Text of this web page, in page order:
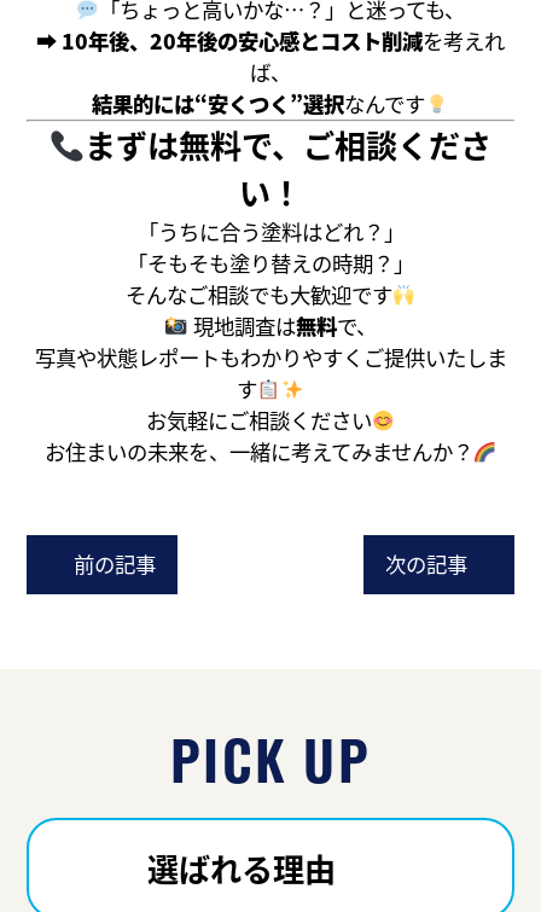
「ちょっと高いかな…？」と迷っても、
➡ 10年後、20年後の安心感とコスト削減を考えれ
ば、
結果的には“安くつく”選択なんです
まずは無料で、ご相談くださ
い！
「うちに合う塗料はどれ？」
「そもそも塗り替えの時期？」
そんなご相談でも大歓迎です
現地調査は無料で、
写真や状態レポートもわかりやすくご提供いたしま
す
お気軽にご相談ください
お住まいの未来を、一緒に考えてみませんか？
前の記事 次の記事
PICK UP
選ばれる理由